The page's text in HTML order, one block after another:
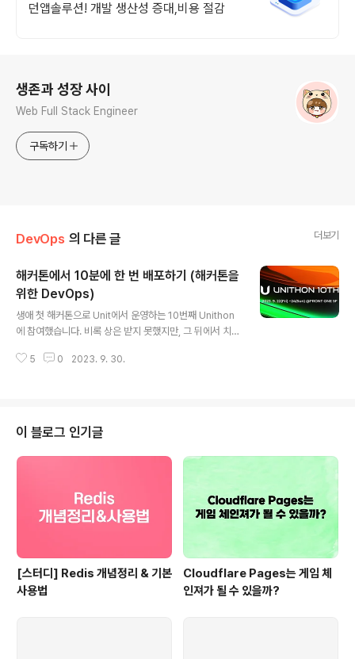
던앱솔루션! 개발 생산성 증대,비용 절감
생존과 성장 사이
Web Full Stack Engineer
구독하기
DevOps 의 다른 글 더보기
해커톤에서 10분에 한 번 배포하기 (해커톤을
위한 DevOps)
생애 첫 해커톤으로 Unit에서 운영하는 10번째 Unithon
에 참여했습니다. 비록 상은 받지 못했지만, 그 뒤에서 치열
만들어내기 위해 노력했던 이야기를 풀어보려 합니다. De
epository gitops & infrastructure repository. Co
ntribute to Unithon-10th-team8/devops develo
pment by creating an account on GitHub. github.
5 0 2023. 9. 30.
이 블로그 인기글
[스터디] Redis 개념정리 & 기본
사용법
Cloudflare Pages는 게임 체
인져가 될 수 있을까?